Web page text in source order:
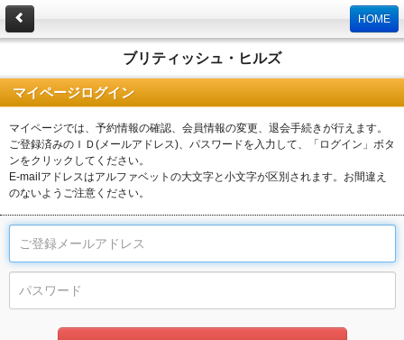
HOME
ブリティッシュ・ヒルズ
マイページログイン
マイページでは、予約情報の確認、会員情報の変更、退会手続きが行えます。
ご登録済みのＩＤ(メールアドレス)、パスワードを入力して、「ログイン」ボタ
ンをクリックしてください。
E-mailアドレスはアルファベットの大文字と小文字が区別されます。お間違え
のないようご注意ください。